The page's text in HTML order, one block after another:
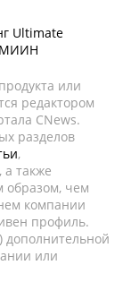
Ultimate
МИИН
или
редактором
CNews.
разделов
,
также
образом, чем
компании
профиль.
или